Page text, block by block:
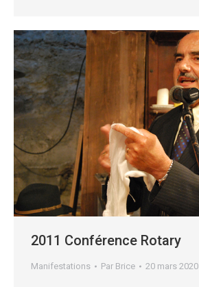
2011 Conférence Rotary
Manifestations Par Brice 20 mars 2020